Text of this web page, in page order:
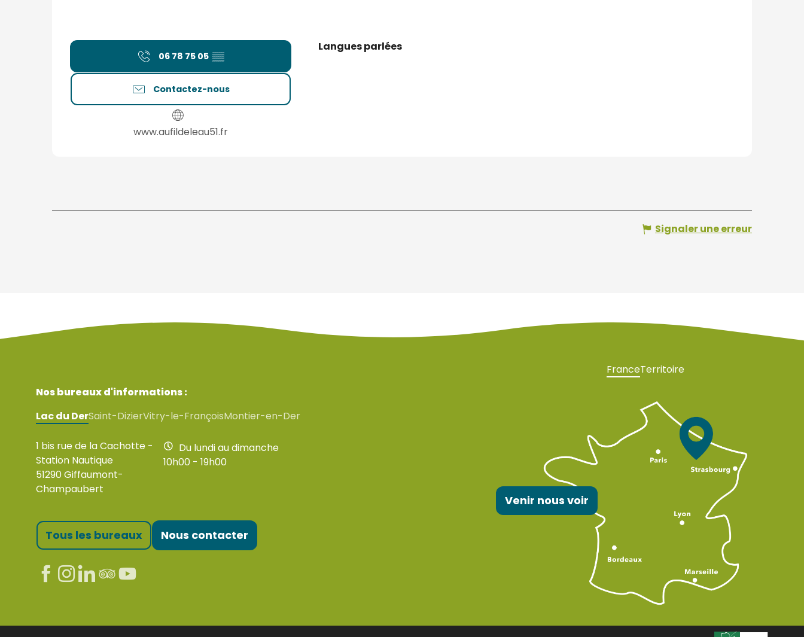
06 78 75 05 ▒▒
Contactez-nous
www.aufildeleau51.fr
Langues parlées
Langues parlées
Signaler une erreur
Nos bureaux d'informations :
Lac du DerSaint-DizierVitry-le-FrançoisMontier-en-Der
1 bis rue de la Cachotte -
Station Nautique
51290 Giffaumont-
Champaubert
Du lundi au dimanche
10h00 - 19h00
Tous les bureaux Nous contacter
FranceTerritoire
Venir nous voir